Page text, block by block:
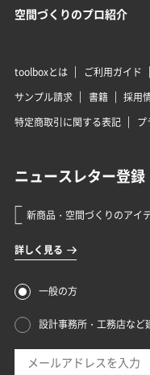
空間づくりのプロ紹介
toolboxとは ご利用ガイド
サンプル請求
書籍 採用
特定商取引に関する表記
プ